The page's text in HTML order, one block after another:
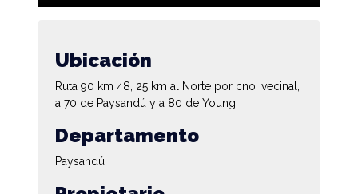
Ubicación
Ruta 90 km 48, 25 km al Norte por cno. vecinal,
a 70 de Paysandú y a 80 de Young.
Departamento
Paysandú